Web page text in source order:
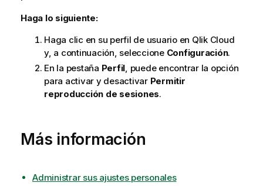
Haga lo siguiente:
Haga clic en su perfil de usuario en Qlik Cloud
y, a continuación, seleccione Configuración.
En la pestaña Perfil , puede encontrar la opción
para activar y desactivar Permitir
reproducción de sesiones.
Más información
Administrar sus ajustes personales